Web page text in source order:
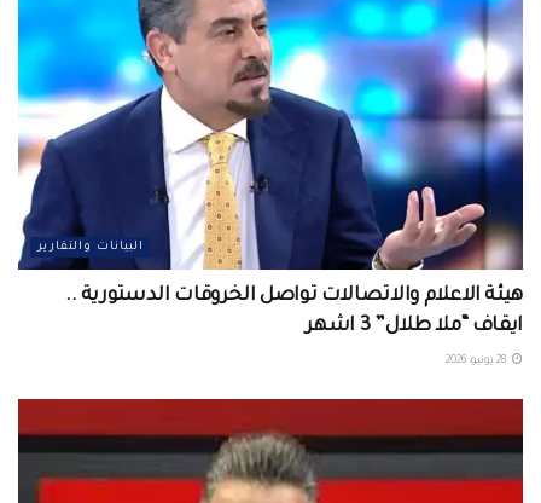
البيانات والتقارير
هيئة الاعلام والاتصالات تواصل الخروقات الدستورية ..
ايقاف “ملا طلال” 3 اشهر